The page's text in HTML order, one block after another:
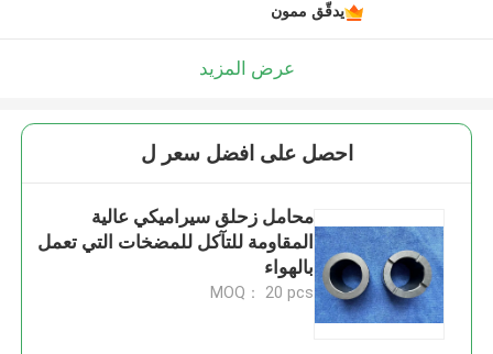
يدقّق ممون
عرض المزيد
احصل على افضل سعر ل
محامل زحلق سيراميكي عالية
المقاومة للتآكل للمضخات التي تعمل
بالهواء
MOQ： 20 pcs